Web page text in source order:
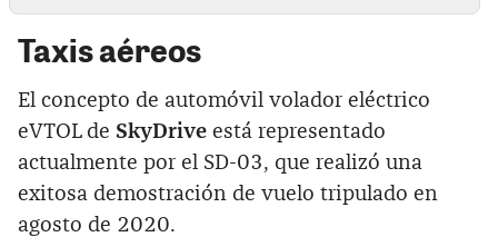
Taxis aéreos
El concepto de automóvil volador eléctrico
eVTOL de SkyDrive está representado
actualmente por el SD-03, que realizó una
exitosa demostración de vuelo tripulado en
agosto de 2020.